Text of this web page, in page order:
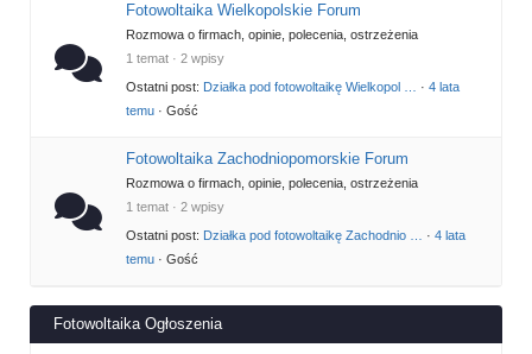
Fotowoltaika Wielkopolskie Forum
Rozmowa o firmach, opinie, polecenia, ostrzeżenia
1 temat · 2 wpisy
Ostatni post: Działka pod fotowoltaikę Wielkopol … · 4 lata
temu · Gość
Fotowoltaika Zachodniopomorskie Forum
Rozmowa o firmach, opinie, polecenia, ostrzeżenia
1 temat · 2 wpisy
Ostatni post: Działka pod fotowoltaikę Zachodnio … · 4 lata
temu · Gość
Fotowoltaika Ogłoszenia